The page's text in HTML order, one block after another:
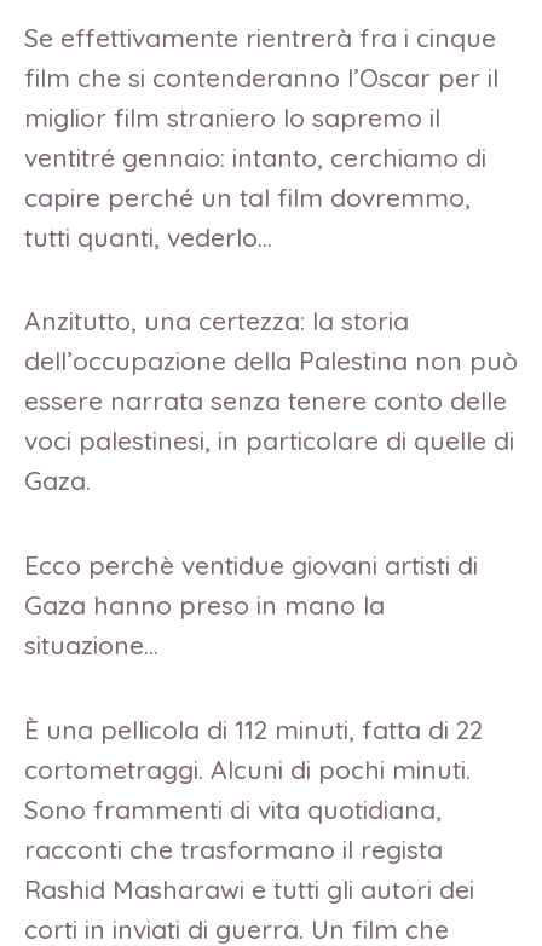
Se effettivamente rientrerà fra i cinque
film che si contenderanno l’Oscar per il
miglior film straniero lo sapremo il
ventitré gennaio: intanto, cerchiamo di
capire perché un tal film dovremmo,
tutti quanti, vederlo…
Anzitutto, una certezza: la storia
dell’occupazione della Palestina non può
essere narrata senza tenere conto delle
voci palestinesi, in particolare di quelle di
Gaza.
Ecco perchè ventidue giovani artisti di
Gaza hanno preso in mano la
situazione…
È una pellicola di 112 minuti, fatta di 22
cortometraggi. Alcuni di pochi minuti.
Sono frammenti di vita quotidiana,
racconti che trasformano il regista
Rashid Masharawi e tutti gli autori dei
corti in inviati di guerra. Un film che